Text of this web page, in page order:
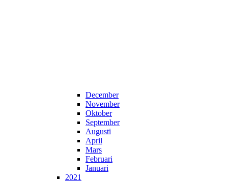
December
November
Oktober
September
Augusti
April
Mars
Februari
Januari
2021